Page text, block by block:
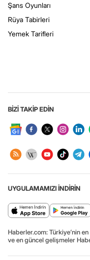
Şans Oyunları
Rüya Tabirleri
Yemek Tarifleri
BİZİ TAKİP EDİN
UYGULAMAMIZI İNDİRİN
Haberler.com: Türkiye’nin
ve en güncel gelişmeler